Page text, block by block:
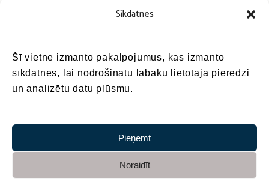
Sīkdatnes
Šī vietne izmanto pakalpojumus, kas izmanto
sīkdatnes, lai nodrošinātu labāku lietotāja pieredzi
un analizētu datu plūsmu.
Pieņemt
Noraidīt
Kluba 360 Valdes priekšsēdētājs
Māris Birzulis
Statūti apstiprināti biedru kopsapulcē
Rīgā, 2015.gada 4.jūnijā